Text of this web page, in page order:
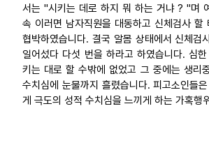
서는 "시키는 데로 하지 뭐 하는 거냐 ? "며
속 이러면 남자직원을 대동하고 신체검사 할
협박하였습니다. 결국 알몸 상태에서 신체검
일어섰다 다섯 번을 하라고 하였습니다. 심
키는 대로 할 수밖에 없었고 그 중에는 생리
수치심에 눈물까지 흘렸습니다. 피고소인들
게 극도의 성적 수치심을 느끼게 하는 가혹행